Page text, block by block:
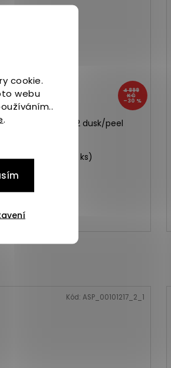
cookie.
webu
.
4 899
KČ
–30 %
TRIUMPH 22 dusk/peel
Skladem
(>5 ks)
40
Kód: ASP_00101217_2_1